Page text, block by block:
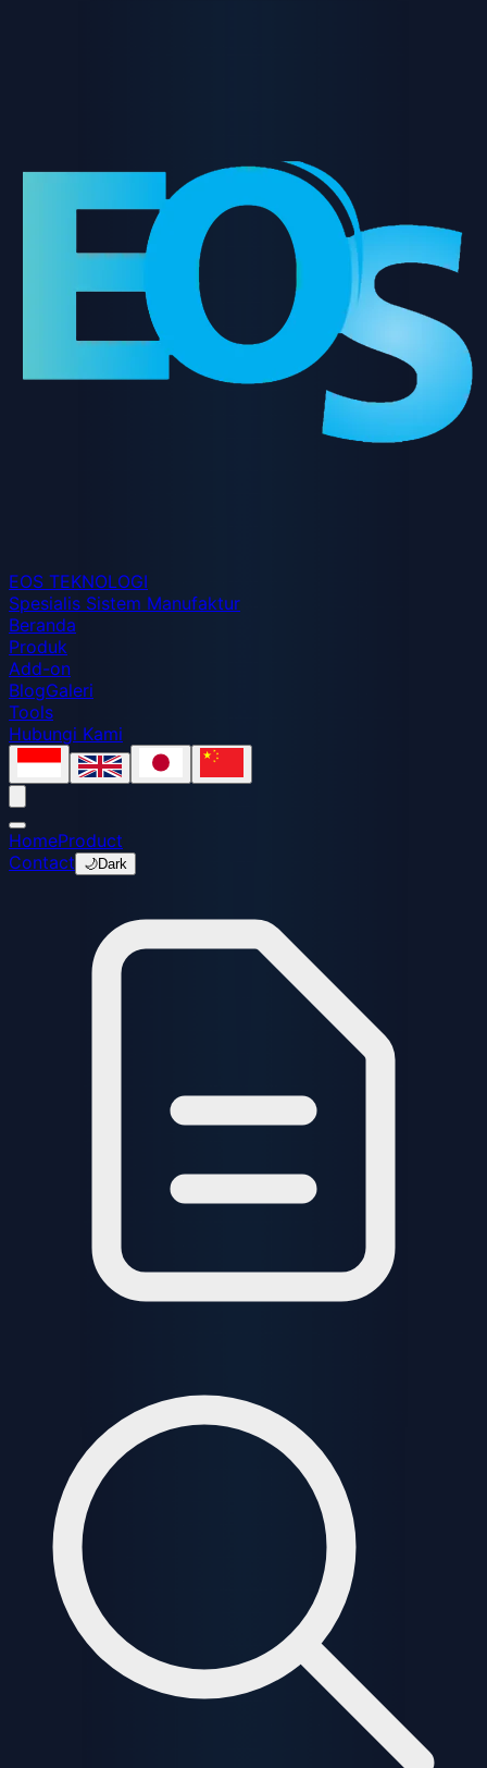
EOS TEKNOLOGI
Spesialis Sistem Manufaktur
Beranda
Produk
Add-on
BlogGaleri
Tools
Hubungi Kami
HomeProduct
Contact
🌙Dark